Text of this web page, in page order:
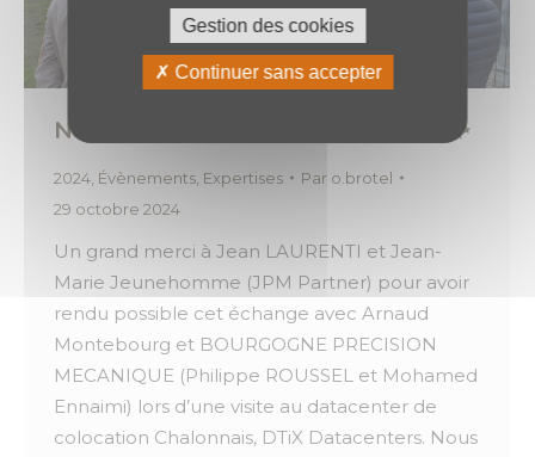
Nos expertises Made in Bourgogne ✨
2024 Évènements Expertises Par o.brotel
29 octobre 2024
Un grand merci à Jean LAURENTI et Jean-
Marie Jeunehomme (JPM Partner) pour avoir
rendu possible cet échange avec Arnaud
Montebourg et BOURGOGNE PRECISION
MECANIQUE (Philippe ROUSSEL et Mohamed
Ennaimi) lors d’une visite au datacenter de
colocation Chalonnais, DTiX Datacenters. Nous
Gestion des cookies
Continuer sans accepter